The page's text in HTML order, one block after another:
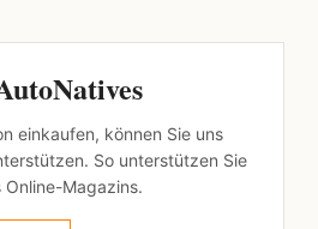
einkaufen, können Sie uns
So unterstützen Sie
Magazins.